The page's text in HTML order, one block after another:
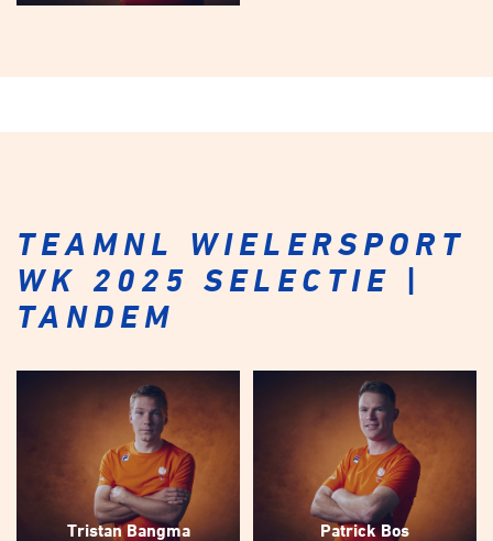
TEAMNL WIELERSPORT
WK 2025 SELECTIE |
TANDEM
Tristan Bangma Patrick Bos